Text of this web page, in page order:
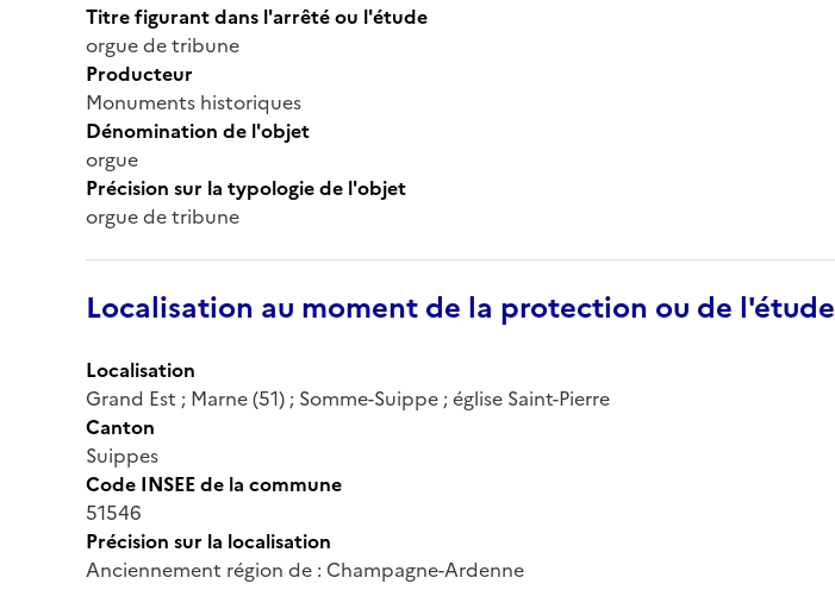
Titre figurant dans l'arrêté ou l'étude
orgue de tribune
Producteur
Monuments historiques
Dénomination de l'objet
orgue
Précision sur la typologie de l'objet
orgue de tribune
Localisation au moment de la protection ou de l'étude
Localisation
Grand Est ; Marne (51) ; Somme-Suippe ; église Saint-Pierre
Canton
Suippes
Code INSEE de la commune
51546
Précision sur la localisation
Anciennement région de : Champagne-Ardenne